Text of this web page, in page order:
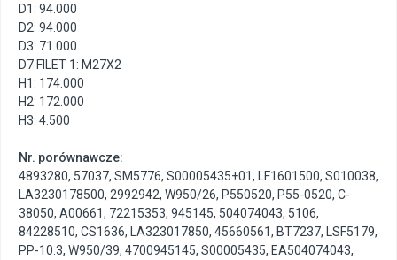
D1: 94.000
D2: 94.000
D3: 71.000
D7 FILET 1: M27X2
H1: 174.000
H2: 172.000
H3: 4.500
Nr. porównawcze:
4893280, 57037, SM5776, S00005435+01, LF1601500, S010038,
LA3230178500, 2992942, W950/26, P550520, P55-0520, C-
38050, A00661, 72215353, 945145, 504074043, 5106,
84228510, CS1636, LA323017850, 45660561, BT7237, LSF5179,
PP-10.3, W950/39, 4700945145, S00005435, EA504074043,